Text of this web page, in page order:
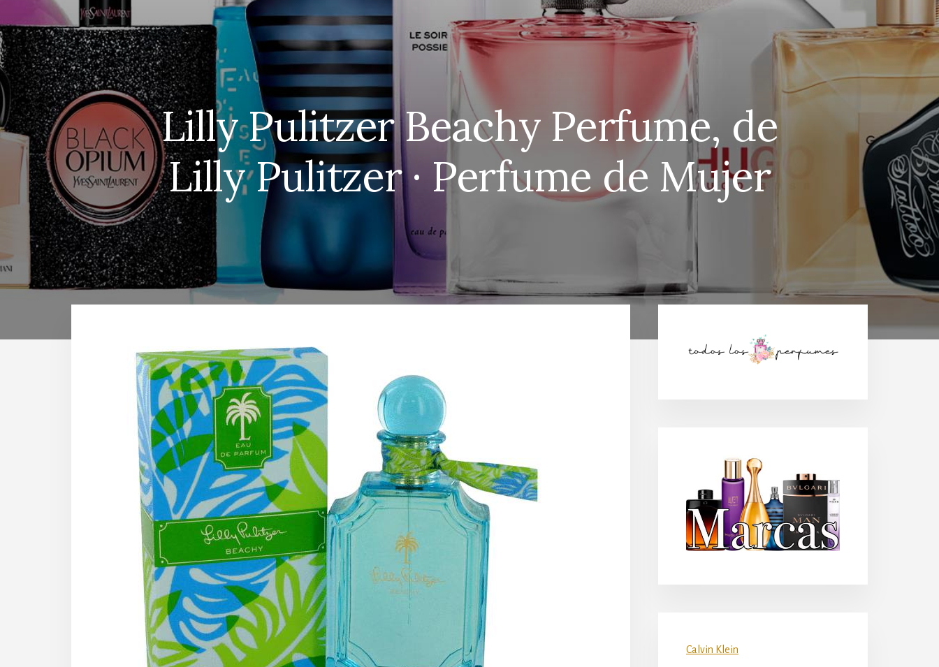
Lilly Pulitzer Beachy Perfume, de
Lilly Pulitzer · Perfume de Mujer
lateral
Calvin Klein